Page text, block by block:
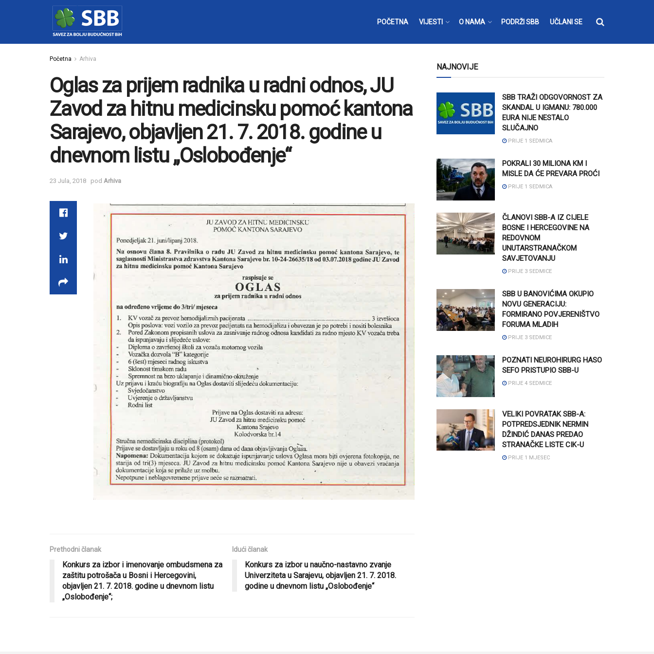
POČETNA VIJESTI O NAMA PODRŽI SBB UČLANI SE
Početna Arhiva
Oglas za prijem radnika u radni odnos, JU
Zavod za hitnu medicinsku pomoć kantona
Sarajevo, objavljen 21. 7. 2018. godine u
dnevnom listu „Oslobođenje“
23 Jula, 2018 pod Arhiva
Prethodni članak
Konkurs za izbor i imenovanje ombudsmena za
zaštitu potrošača u Bosni i Hercegovini,
objavljen 21. 7. 2018. godine u dnevnom listu
„Oslobođenje“;
Idući članak
Konkurs za izbor u naučno-nastavno zvanje
Univerziteta u Sarajevu, objavljen 21. 7. 2018.
godine u dnevnom listu „Oslobođenje“
NAJNOVIJE
SBB TRAŽI ODGOVORNOST ZA
SKANDAL U IGMANU: 780.000
EURA NIJE NESTALO
SLUČAJNO
PRIJE 1 SEDMICA
POKRALI 30 MILIONA KM I
MISLE DA ĆE PREVARA PROĆI
PRIJE 1 SEDMICA
ČLANOVI SBB-A IZ CIJELE
BOSNE I HERCEGOVINE NA
REDOVNOM
UNUTARSTRANAČKOM
SAVJETOVANJU
PRIJE 3 SEDMICE
SBB U BANOVIĆIMA OKUPIO
NOVU GENERACIJU:
FORMIRANO POVJERENIŠTVO
FORUMA MLADIH
PRIJE 3 SEDMICE
POZNATI NEUROHIRURG HASO
SEFO PRISTUPIO SBB-U
PRIJE 4 SEDMICE
VELIKI POVRATAK SBB-A:
POTPREDSJEDNIK NERMIN
DŽINDIĆ DANAS PREDAO
STRANAČKE LISTE CIK-U
PRIJE 1 MJESEC